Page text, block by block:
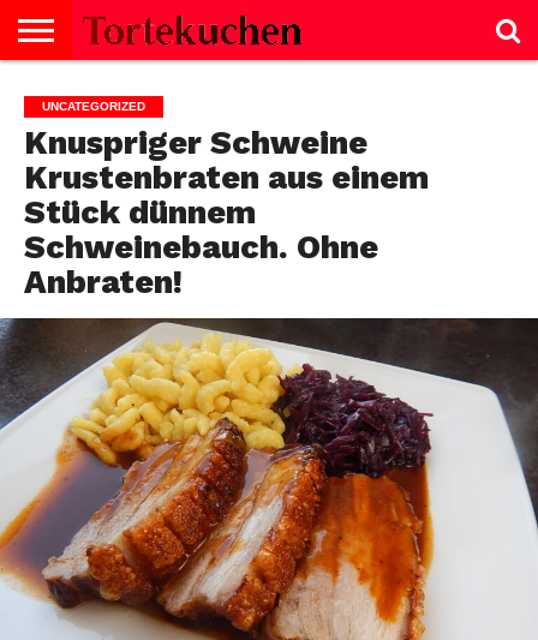
SALZIGE
GERICHTE
TORTE
SELBERMACHEN
NACHTISCH
SALAT
GEBÄCK
KEKSE
BROT
SCHNITTEN
BISKUITROLLE
CREMES
FISCH
GESUNDHEIT
MUFFINS
NACHTISCH
SUPPE
TIPPS
UNCATEGORIZED
Knuspriger Schweine
Krustenbraten aus einem
Stück dünnem
Schweinebauch. Ohne
Anbraten!